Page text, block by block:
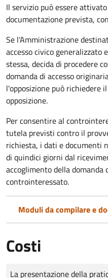
Il servizio può essere
documentazione prevista,
Se l'Amministrazione
accesso civico generalizzato
stessa, decida di procedere
domanda di accesso
l'opposizione può richiedere
opposizione.
Per consentire al
tutela previsti contro il
richiesta, i dati e documenti
di quindici giorni dal
accoglimento della domanda
controinteressato.
Moduli da compilare e
Costi
Tipo di pagamento
Importo
La presentazione della